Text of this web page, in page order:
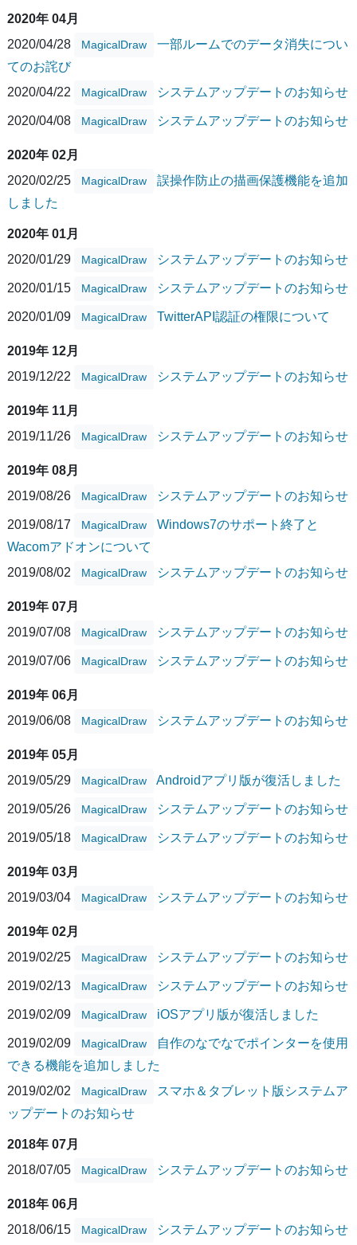
2020年 04月
2020/04/28
MagicalDraw
一部ルームでのデータ消失につい
てのお詫び
2020/04/22
MagicalDraw システムアップデートのお知らせ
2020/04/08 MagicalDraw システムアップデートのお知らせ
2020年 02月
2020/02/25
MagicalDraw
誤操作防止の描画保護機能を追加
しました
2020年 01月
2020/01/29
MagicalDraw システムアップデートのお知らせ
2020/01/15 MagicalDraw システムアップデートのお知らせ
2020/01/09 MagicalDraw TwitterAPI認証の権限について
2019年 12月
2019/12/22
MagicalDraw システムアップデートのお知らせ
2019年 11月
2019/11/26
MagicalDraw システムアップデートのお知らせ
2019年 08月
2019/08/26
MagicalDraw システムアップデートのお知らせ
2019/08/17 MagicalDraw
Windows7のサポート終了と
Wacomアドオンについて
2019/08/02
MagicalDraw システムアップデートのお知らせ
2019年 07月
2019/07/08
MagicalDraw システムアップデートのお知らせ
2019/07/06 MagicalDraw システムアップデートのお知らせ
2019年 06月
2019/06/08
MagicalDraw システムアップデートのお知らせ
2019年 05月
2019/05/29
MagicalDraw Androidアプリ版が復活しました
2019/05/26 MagicalDraw システムアップデートのお知らせ
2019/05/18 MagicalDraw システムアップデートのお知らせ
2019年 03月
2019/03/04
MagicalDraw システムアップデートのお知らせ
2019年 02月
2019/02/25
MagicalDraw システムアップデートのお知らせ
2019/02/13 MagicalDraw システムアップデートのお知らせ
2019/02/09 MagicalDraw iOSアプリ版が復活しました
2019/02/09 MagicalDraw
自作のなでなでポインターを使用
できる機能を追加しました
2019/02/02
MagicalDraw
スマホ＆タブレット版システムア
ップデートのお知らせ
2018年 07月
2018/07/05
MagicalDraw システムアップデートのお知らせ
2018年 06月
2018/06/15
MagicalDraw システムアップデートのお知らせ